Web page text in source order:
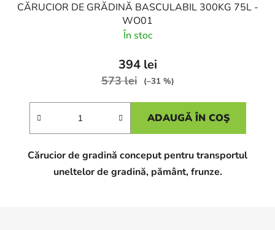
CĂRUCIOR DE GRĂDINĂ BASCULABIL 300KG 75L -
WO01
În stoc
394 lei
573 lei (–31 %)
ADAUGĂ ÎN COŞ
Cărucior de gradină conceput pentru transportul
uneltelor de gradină, pământ, frunze.